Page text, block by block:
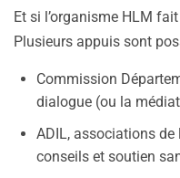
Et si l’organisme HLM
Plusieurs appuis sont
Commission
dialogue (ou la
ADIL, associations de
conseils et soutien